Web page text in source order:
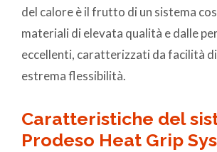
del calore è il frutto di un sistema
materiali di elevata qualità e dalle
eccellenti, caratterizzati da facilità
estrema flessibilità.
Caratteristiche del
Prodeso Heat Grip